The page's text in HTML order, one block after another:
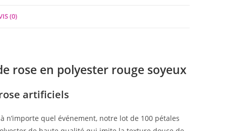
(0)
rose en polyester rouge soyeux
artificiels
n’importe quel événement, notre lot de 100 pétales